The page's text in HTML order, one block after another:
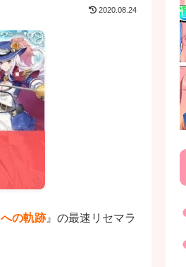
2020.08.24
の軌跡』の最速リセマラ